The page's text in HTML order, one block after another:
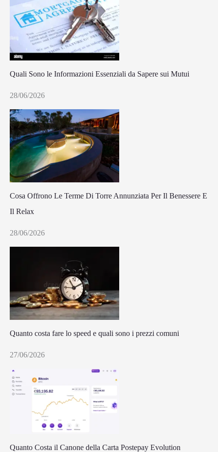
Quali Sono le Informazioni Essenziali da Sapere sui Mutui
28/06/2026
Cosa Offrono Le Terme Di Torre Annunziata Per Il Benessere E
Il Relax
28/06/2026
Quanto costa fare lo speed e quali sono i prezzi comuni
27/06/2026
Quanto Costa il Canone della Carta Postepay Evolution